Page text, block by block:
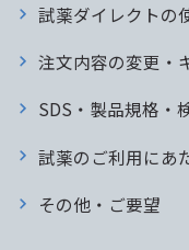
試薬ダイレクトの
注文内容の変更・
SDS・製品規格・
試薬のご利用にあ
その他・ご要望